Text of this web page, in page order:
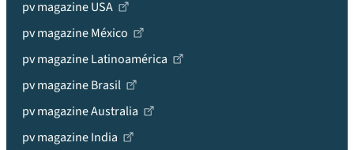
pv magazine USA
pv magazine México
pv magazine Latinoamérica
pv magazine Brasil
pv magazine Australia
pv magazine India